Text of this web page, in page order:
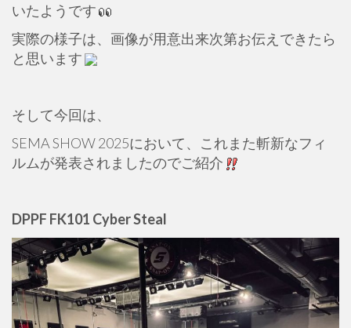
いたようです
実際の様子は、画像が用意出来次第お伝えできたら
と思います
そして今回は、
SEMA SHOW 2025において、これまた斬新なフィ
ルムが発表されましたのでご紹介
DPPF FK101 Cyber Steal